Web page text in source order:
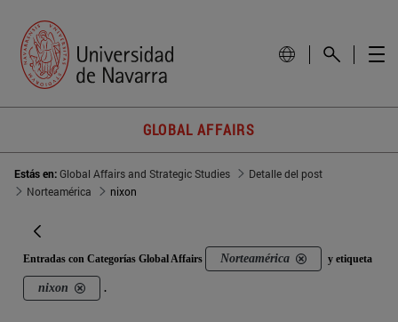
GLOBAL AFFAIRS
Estás en:Global Affairs and Strategic Studies
Detalle del post
Norteamérica
nixon
Entradas con Categorías Global Affairs Norteamérica y etiqueta
nixon .